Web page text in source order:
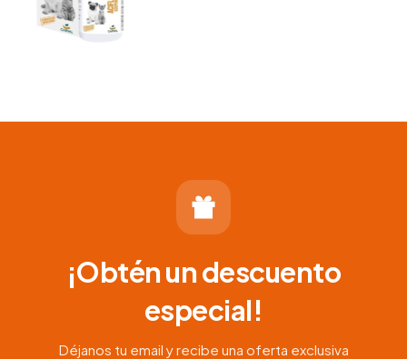
¡Obtén un descuento
especial!
Déjanos tu email y recibe una oferta exclusiva